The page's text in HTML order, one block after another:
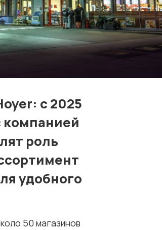
материалов
и cookie
с 2025
компанией
роль
удобного
50 магазинов